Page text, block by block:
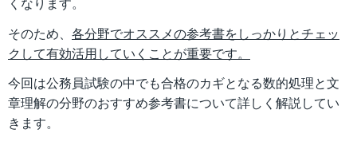
そのため、 各分野でオススメの参考書をしっかりとチェッ
クして有効活用していくことが重要です。
今回は公務員試験の中でも合格のカギとなる数的処理と文
章理解の分野のおすすめ参考書について詳しく解説してい
きます。